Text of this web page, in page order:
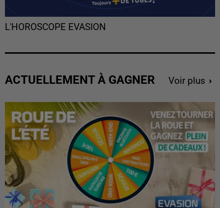
L'HOROSCOPE EVASION
ACTUELLEMENT À GAGNER Voir plus